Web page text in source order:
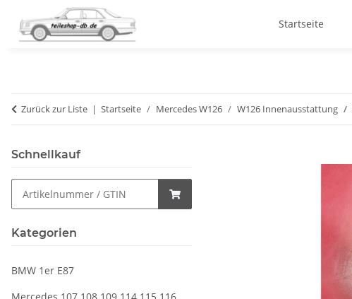
Startseite
Zurück zur Liste Startseite Mercedes W126 W126 Innenausstattung
Schnellkauf
Kategorien
BMW 1er E87